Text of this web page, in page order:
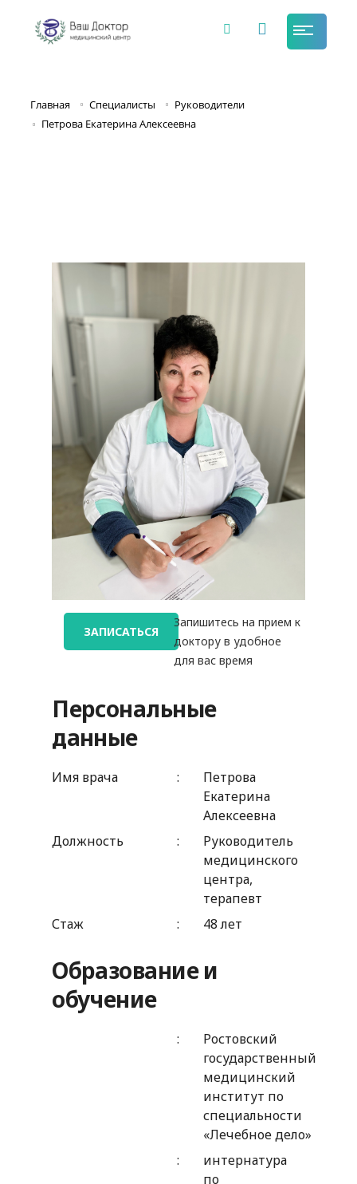
Главная Специалисты
Руководители
Петрова Екатерина Алексеевна
ЗАПИСАТЬСЯ
Запишитесь на прием к
доктору в удобное
для вас время
Персональные
данные
Имя врача
Петрова
Екатерина
Алексеевна
Должность
Руководитель
медицинского
центра,
терапевт
Стаж
48 лет
Образование и
обучение
Ростовский
государственный
медицинский
институт по
специальности
«Лечебное дело»
интернатура
по